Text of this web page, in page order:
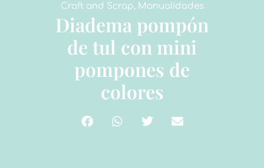
Craft and Scrap, Manualidades
Diadema pompón
de tul con mini
pompones de
colores